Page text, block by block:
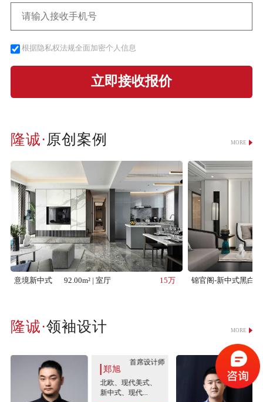
根据隐私权法规全面加密个人信息
立即接收报价
原创案例 MORE
意境新中式 92.00m² | 室厅 15万 锦官阁-新中式黑白简
领袖设计 MORE
郑旭
首席设计师
北欧、现代美式、
新中式、现代...